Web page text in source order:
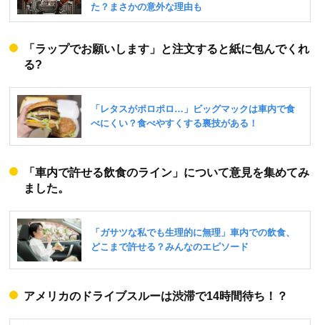
「ラップでお願いします」と注文すると紙に包んでくれ
る?
「車内で許せる飲食のライン」について意見を集めてみ
ました。
アメリカのドライブスルーは渋滞で14時間待ち！？